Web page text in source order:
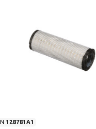
128781A1